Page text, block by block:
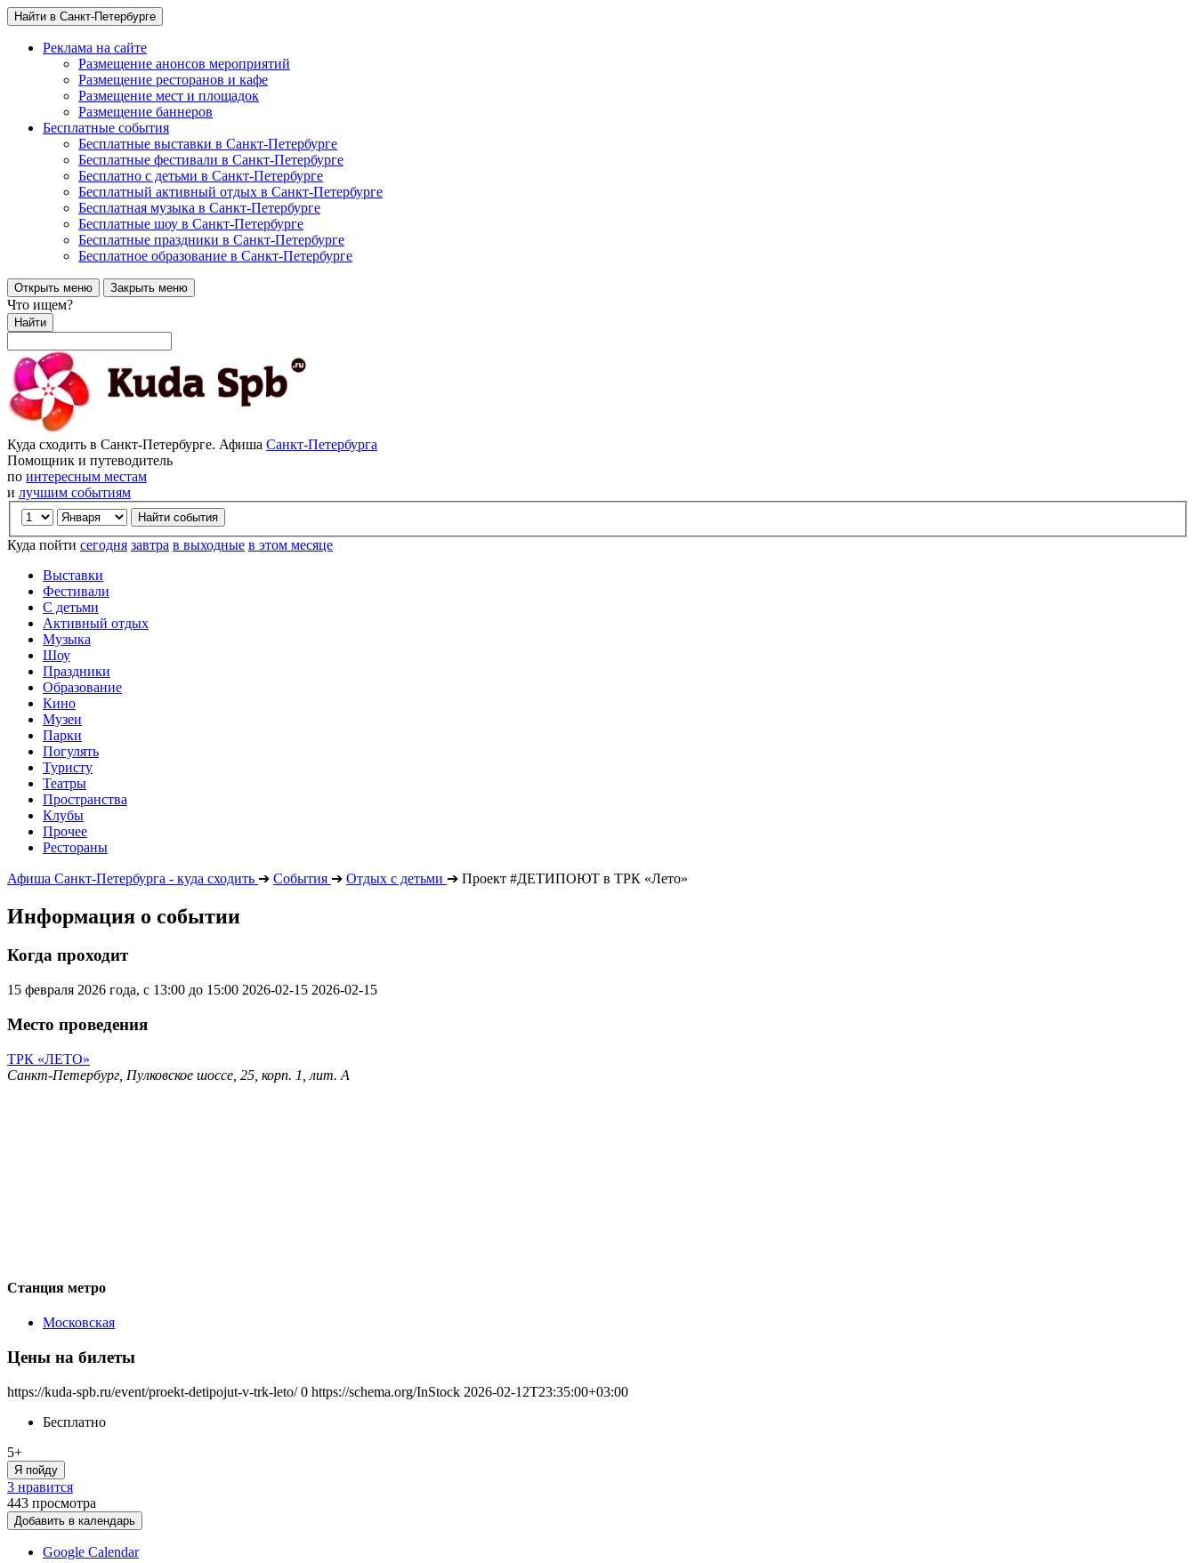
Найти в Санкт-Петербурге
Реклама на сайте
Размещение анонсов мероприятий
Размещение ресторанов и кафе
Размещение мест и площадок
Размещение баннеров
Бесплатные события
Бесплатные выставки в Санкт-Петербурге
Бесплатные фестивали в Санкт-Петербурге
Бесплатно с детьми в Санкт-Петербурге
Бесплатный активный отдых в Санкт-Петербурге
Бесплатная музыка в Санкт-Петербурге
Бесплатные шоу в Санкт-Петербурге
Бесплатные праздники в Санкт-Петербурге
Бесплатное образование в Санкт-Петербурге
Открыть меню Закрыть меню
Что ищем?
Найти
Куда сходить в Санкт-Петербурге. Афиша Санкт-Петербурга
Помощник и путеводитель
по интересным местам
и лучшим событиям
Куда пойти сегодня завтра в выходные в этом месяце
Выставки
Фестивали
С детьми
Активный отдых
Музыка
Шоу
Праздники
Образование
Кино
Музеи
Парки
Погулять
Туристу
Театры
Пространства
Клубы
Прочее
Рестораны
Афиша Санкт-Петербурга - куда сходить ➔ События ➔ Отдых с детьми ➔ Проект #ДЕТИПОЮТ в ТРК «Лето»
Информация о событии
Когда проходит
15 февраля 2026 года, с 13:00 до 15:00 2026-02-15 2026-02-15
Место проведения
ТРК «ЛЕТО»
Санкт-Петербург, Пулковское шоссе, 25, корп. 1, лит. А
Станция метро
Московская
Цены на билеты
https://kuda-spb.ru/event/proekt-detipojut-v-trk-leto/ 0 https://schema.org/InStock 2026-02-12T23:35:00+03:00
Бесплатно
5+
Я пойду
3 нравится
443 просмотра
Добавить в календарь
Google Calendar